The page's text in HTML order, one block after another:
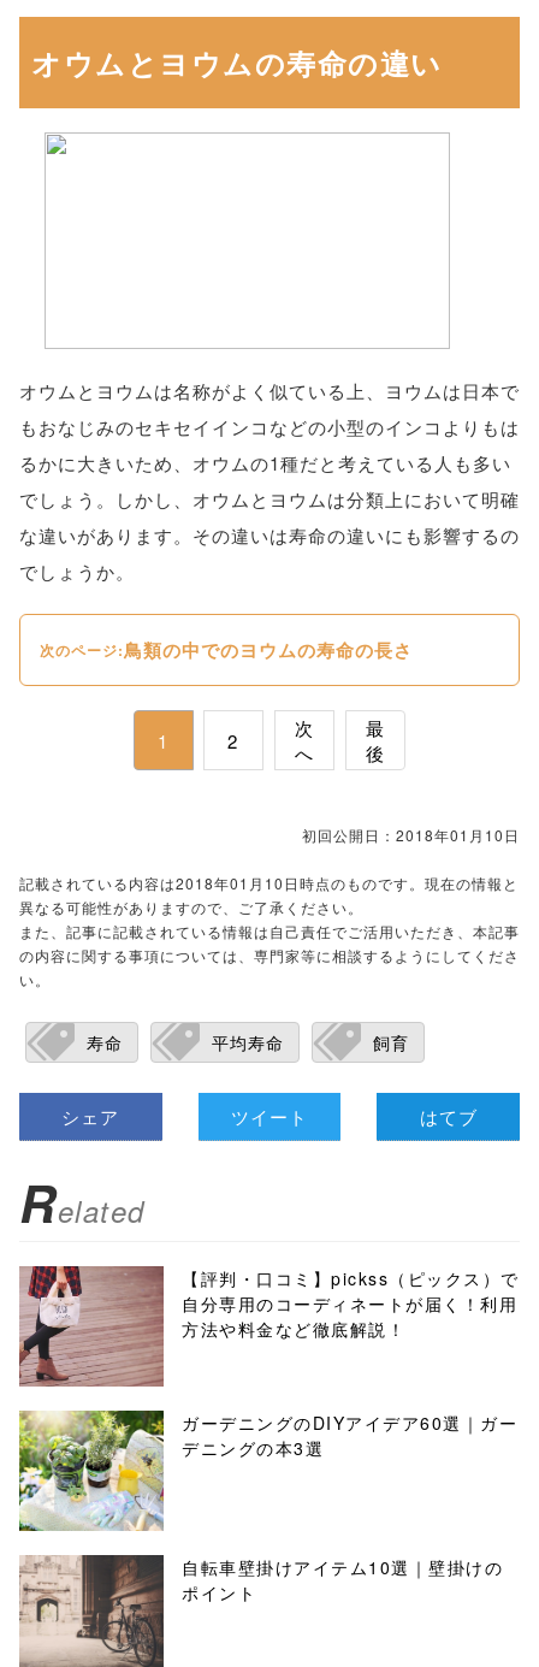
オウムとヨウムの寿命の違い
オウムとヨウムは名称がよく似ている上、ヨウムは日本で
もおなじみのセキセイインコなどの小型のインコよりもは
るかに大きいため、オウムの1種だと考えている人も多い
でしょう。しかし、オウムとヨウムは分類上において明確
な違いがあります。その違いは寿命の違いにも影響するの
でしょうか。
次のページ:鳥類の中でのヨウムの寿命の長さ
1 2
次
へ
最
後
初回公開日：2018年01月10日
記載されている内容は2018年01月10日時点のものです。現在の情報と
異なる可能性がありますので、ご了承ください。
また、記事に記載されている情報は自己責任でご活用いただき、本記事
の内容に関する事項については、専門家等に相談するようにしてくださ
い。
寿命 平均寿命 飼育
シェア ツイート はてブ
Related
【評判・口コミ】pickss（ピックス）で
自分専用のコーディネートが届く！利用
方法や料金など徹底解説！
ガーデニングのDIYアイデア60選｜ガー
デニングの本3選
自転車壁掛けアイテム10選｜壁掛けの
ポイント